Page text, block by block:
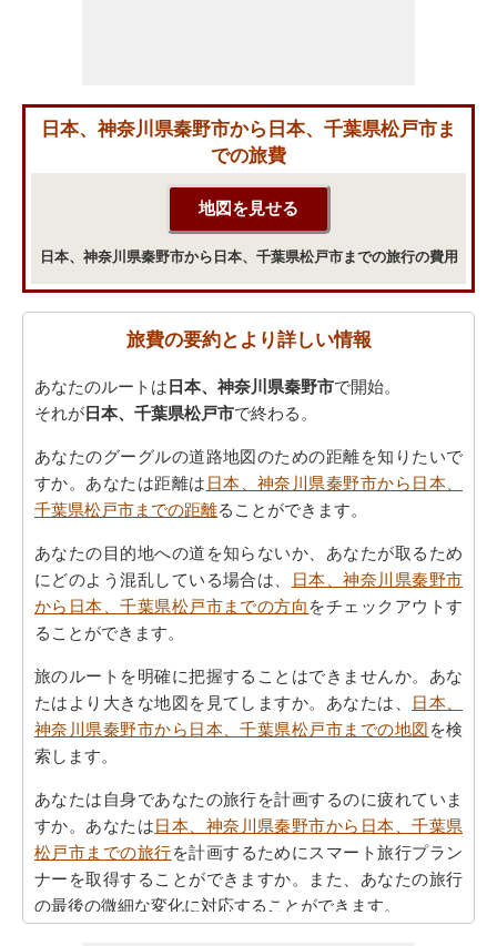
日本、神奈川県秦野市から日本、千葉県松戸市ま
での旅費
日本、神奈川県秦野市から日本、千葉県松戸市までの旅行の費用
旅費の要約とより詳しい情報
あなたのルートは 日本、神奈川県秦野市で開始。
それが 日本、千葉県松戸市で終わる。
あなたのグーグルの道路地図のための距離を知りたいで
すか。あなたは距離は 日本、神奈川県秦野市から日本、
千葉県松戸市までの距離ることができます。
あなたの目的地への道を知らないか、あなたが取るため
にどのよう混乱している場合は、
日本、神奈川県秦野市
から日本、千葉県松戸市までの方向 をチェックアウトす
ることができます。
旅のルートを明確に把握することはできませんか。あな
たはより大きな地図を見てしますか。あなたは、
日本、
神奈川県秦野市から日本、千葉県松戸市までの地図 を検
索します。
あなたは自身であなたの旅行を計画するのに疲れていま
すか。あなたは日本、神奈川県秦野市から日本、千葉県
松戸市までの旅行を計画するためにスマート旅行プラン
ナーを取得することができますか。また、あなたの旅行
の最後の微細な変化に対応することができます。